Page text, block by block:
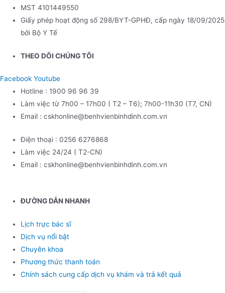
MST 4101449550
Giấy phép hoạt động số 298/BYT-GPHĐ, cấp ngày 18/09/2025
bởi Bộ Y Tế
THEO DÕI CHÚNG TÔI
Facebook Youtube
Hotline : 1900 96 96 39
Làm việc từ 7h00 – 17h00 ( T2 – T6); 7h00-11h30 (T7, CN)
Email : cskhonline@benhvienbinhdinh.com.vn
Điện thoại : 0256 6276868
Làm việc 24/24 ( T2-CN)
Email : cskhonline@benhvienbinhdinh.com.vn
ĐƯỜNG DẪN NHANH
Lịch trực bác sĩ
Dịch vụ nổi bật
Chuyên khoa
Phương thức thanh toán
Chính sách cung cấp dịch vụ khám và trả kết quả